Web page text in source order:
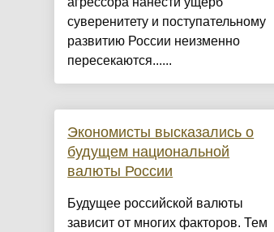
суверенитету и поступательному
развитию России неизменно
пересекаются......
Экономисты высказались о
будущем национальной
валюты России
Будущее российской валюты
зависит от многих факторов. Тем